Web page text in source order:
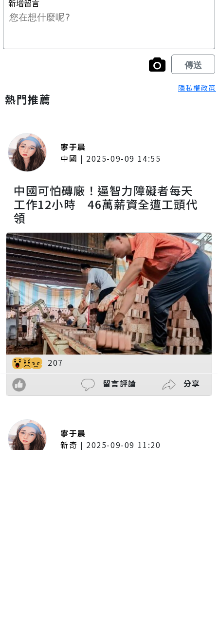
隱私權政策
熱門推薦
寧于晨
中國 | 2025-09-09 14:55
中國可怕磚廠！逼智力障礙者每天
工作12小時 46萬薪資全遭工頭代
領
207
留言評論
分享
寧于晨
新奇 | 2025-09-09 11:20